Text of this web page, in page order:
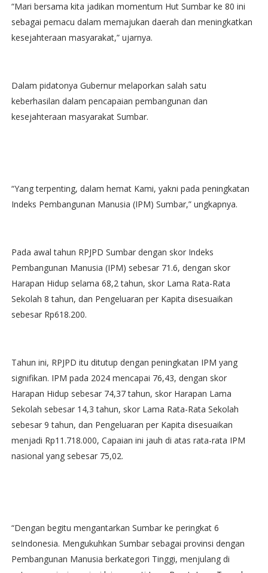
“Mari bersama kita jadikan momentum Hut Sumbar ke 80 ini
sebagai pemacu dalam memajukan daerah dan meningkatkan
kesejahteraan masyarakat,” ujarnya.
Dalam pidatonya Gubernur melaporkan salah satu
keberhasilan dalam pencapaian pembangunan dan
kesejahteraan masyarakat Sumbar.
“Yang terpenting, dalam hemat Kami, yakni pada peningkatan
Indeks Pembangunan Manusia (IPM) Sumbar,” ungkapnya.
Pada awal tahun RPJPD Sumbar dengan skor Indeks
Pembangunan Manusia (IPM) sebesar 71.6, dengan skor
Harapan Hidup selama 68,2 tahun, skor Lama Rata-Rata
Sekolah 8 tahun, dan Pengeluaran per Kapita disesuaikan
sebesar Rp618.200.
Tahun ini, RPJPD itu ditutup dengan peningkatan IPM yang
signifikan. IPM pada 2024 mencapai 76,43, dengan skor
Harapan Hidup sebesar 74,37 tahun, skor Harapan Lama
Sekolah sebesar 14,3 tahun, skor Lama Rata-Rata Sekolah
sebesar 9 tahun, dan Pengeluaran per Kapita disesuaikan
menjadi Rp11.718.000, Capaian ini jauh di atas rata-rata IPM
nasional yang sebesar 75,02.
“Dengan begitu mengantarkan Sumbar ke peringkat 6
seIndonesia. Mengukuhkan Sumbar sebagai provinsi dengan
Pembangunan Manusia berkategori Tinggi, menjulang di